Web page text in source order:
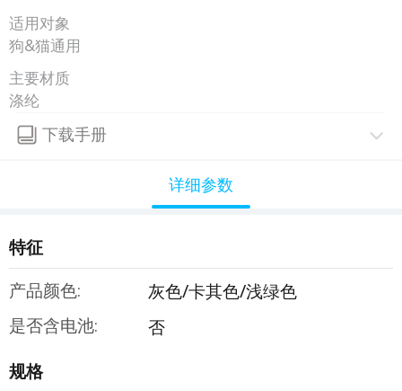
适用对象
狗&猫通用
主要材质
涤纶
下载手册
详细参数
特征
产品颜色:
灰色/卡其色/浅绿色
是否含电池:
否
规格